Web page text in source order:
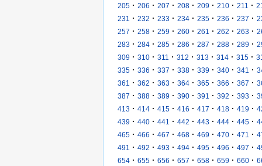
205 · 206 · 207 · 208 · 209 · 210 · 211 ·
231
· 232 · 233 · 234 · 235 · 236 · 237 ·
257 · 258 · 259 · 260 · 261 · 262 · 263 ·
283 · 284 · 285 · 286 · 287 · 288 · 289 ·
309 · 310 · 311 · 312 · 313 · 314 · 315 ·
335 · 336 · 337 · 338 · 339 · 340 · 341 ·
361
· 362 · 363 · 364 · 365 · 366 · 367 ·
387 · 388 · 389 · 390 · 391 · 392 · 393 ·
413 · 414 · 415 · 416 · 417 · 418 · 419 ·
439 · 440 · 441 · 442 · 443 · 444 · 445 ·
465 · 466 · 467 · 468 · 469 · 470 · 471 ·
491
· 492 · 493 · 494 · 495 · 496 · 497 ·
654 · 655 · 656 · 657 · 658 · 659 · 660 ·